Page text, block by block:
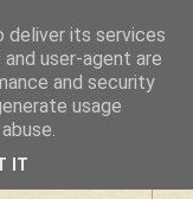
deliver its services
user-agent are
and security
usage
IT